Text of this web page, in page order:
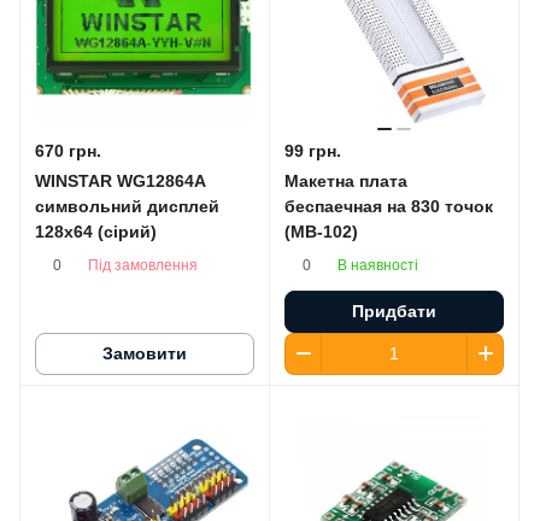
670 грн.
WINSTAR WG12864A
символьний дисплей
128x64 (сірий)
0 Під замовлення
Замовити
99 грн.
Макетна плата
беспаечная на 830 точок
(MB-102)
0 В наявності
Придбати